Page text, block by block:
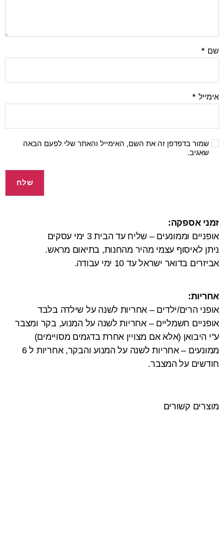
שם *
אימייל *
שמור בדפדפן זה את השם, האימייל והאתר שלי לפעם הבאה
שאגיב.
זמני אספקה:
אופניים וממונעים – שליח עד הבית 3 ימי עסקים
ניתן לאיסוף עצמי מהיר מהחנות, בתיאום מראש.
אביזרים בדואר ישראל עד 10 ימי עבודה.
אחריות:
אופני הרים/ילדים – אחריות לשנה על שילדה בלבד
אופניים חשמליים – אחריות לשנה על המנוע, בקר ומצבר
ע"י היבואן (אלא אם מצויין אחרת בדגמים מסויימים)
ממונעים – אחריות לשנה על המנוע והבקר, אחריות ל 6
חודשים על המצבר.
מוצרים קשורים